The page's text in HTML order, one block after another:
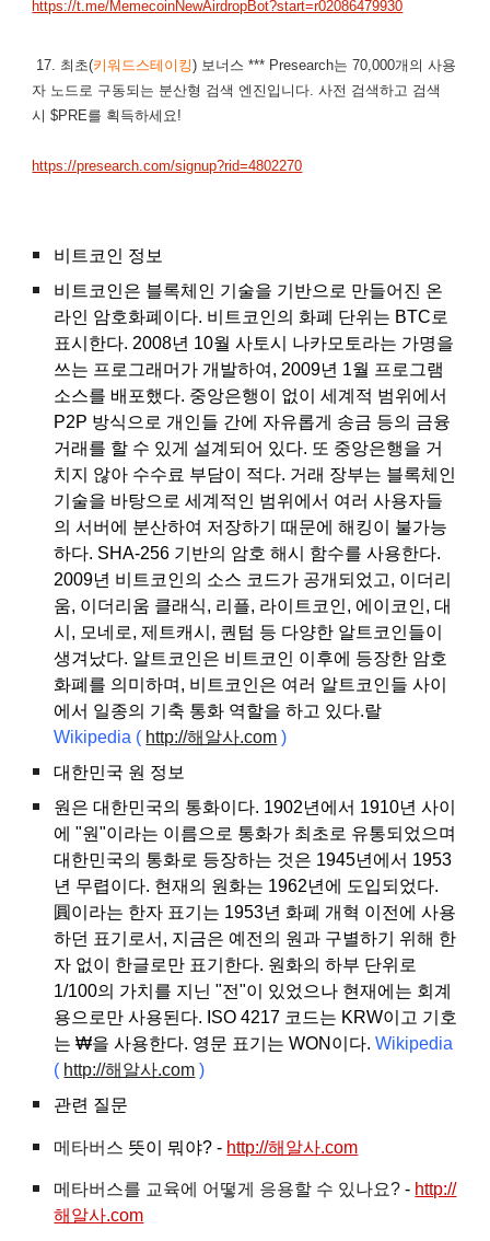
https://t.me/MemecoinNewAirdropBot?start=r02086479930
17. 최초(키워드스테이킹) 보너스 *** Presearch는 70,000개의 사용
자 노드로 구동되는 분산형 검색 엔진입니다. 사전 검색하고 검색
시 $PRE를 획득하세요!
https://presearch.com/signup?rid=4802270
비트코인 정보
비트코인은 블록체인 기술을 기반으로 만들어진 온
라인 암호화폐이다. 비트코인의 화폐 단위는 BTC로
표시한다. 2008년 10월 사토시 나카모토라는 가명을
쓰는 프로그래머가 개발하여, 2009년 1월 프로그램
소스를 배포했다. 중앙은행이 없이 세계적 범위에서
P2P 방식으로 개인들 간에 자유롭게 송금 등의 금융
거래를 할 수 있게 설계되어 있다. 또 중앙은행을 거
치지 않아 수수료 부담이 적다. 거래 장부는 블록체인
기술을 바탕으로 세계적인 범위에서 여러 사용자들
의 서버에 분산하여 저장하기 때문에 해킹이 불가능
하다. SHA-256 기반의 암호 해시 함수를 사용한다.
2009년 비트코인의 소스 코드가 공개되었고, 이더리
움, 이더리움 클래식, 리플, 라이트코인, 에이코인, 대
시, 모네로, 제트캐시, 퀀텀 등 다양한 알트코인들이
생겨났다. 알트코인은 비트코인 이후에 등장한 암호
화폐를 의미하며, 비트코인은 여러 알트코인들 사이
에서 일종의 기축 통화 역할을 하고 있다.랄
Wikipedia ( http://해알사.com )
대한민국 원 정보
원은 대한민국의 통화이다. 1902년에서 1910년 사이
에 "원"이라는 이름으로 통화가 최초로 유통되었으며
대한민국의 통화로 등장하는 것은 1945년에서 1953
년 무렵이다. 현재의 원화는 1962년에 도입되었다.
圓이라는 한자 표기는 1953년 화폐 개혁 이전에 사용
하던 표기로서, 지금은 예전의 원과 구별하기 위해 한
자 없이 한글로만 표기한다. 원화의 하부 단위로
1/100의 가치를 지닌 "전"이 있었으나 현재에는 회계
용으로만 사용된다. ISO 4217 코드는 KRW이고 기호
는 ₩을 사용한다. 영문 표기는 WON이다.Wikipedia
( http://해알사.com )
관련 질문
메타버스 뜻이 뭐야? - http://해알사.com
메타버스를 교육에 어떻게 응용할 수 있나요? - http://
해알사.com